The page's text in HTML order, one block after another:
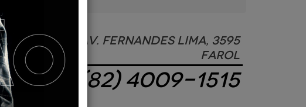
Av. Fernandes Lima, 3595
Farol
(82) 4009-1515